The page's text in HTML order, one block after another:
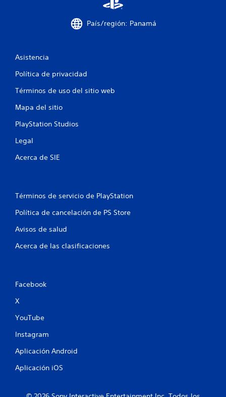
País/región: Panamá
Asistencia
Política de privacidad
Términos de uso del sitio web
Mapa del sitio
PlayStation Studios
Legal
Acerca de SIE
Términos de servicio de PlayStation
Política de cancelación de PS Store
Avisos de salud
Acerca de las clasificaciones
Facebook
X
YouTube
Instagram
Aplicación Android
Aplicación iOS